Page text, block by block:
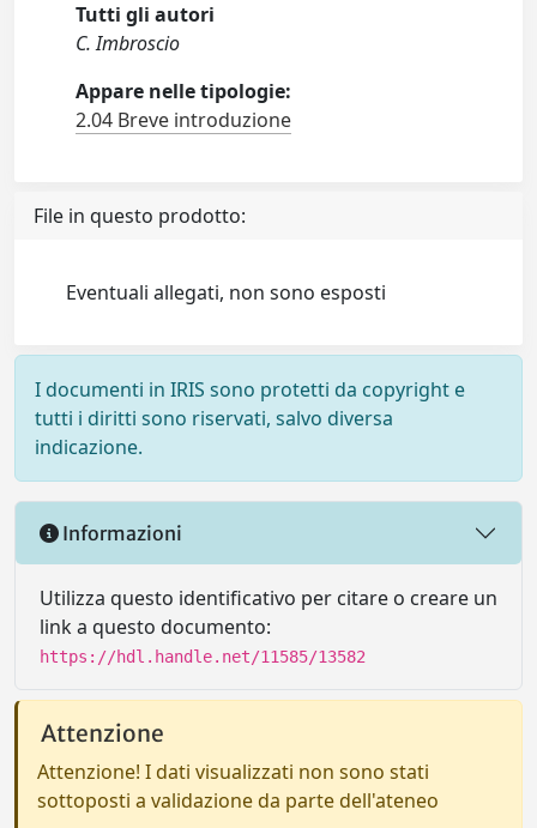
Tutti gli autori
C. Imbroscio
Appare nelle tipologie:
2.04 Breve introduzione
File in questo prodotto:
Eventuali allegati, non sono esposti
I documenti in IRIS sono protetti da copyright e
tutti i diritti sono riservati, salvo diversa
indicazione.
Informazioni
Utilizza questo identificativo per citare o creare un
link a questo documento:
https://hdl.handle.net/11585/13582
Attenzione
Attenzione! I dati visualizzati non sono stati
sottoposti a validazione da parte dell'ateneo